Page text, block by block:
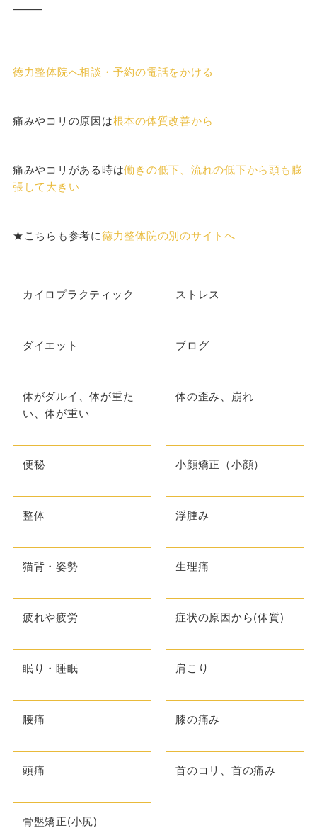
⸻
徳力整体院へ相談・予約の電話をかける
痛みやコリの原因は根本の体質改善から
痛みやコリがある時は働きの低下、流れの低下から頭も膨
張して大きい
★こちらも参考に徳力整体院の別のサイトへ
カイロプラクティック ストレス
ダイエット ブログ
体がダルイ、体が重た
い、体が重い
体の歪み、崩れ
便秘 小顔矯正（小顔）
整体 浮腫み
猫背・姿勢 生理痛
疲れや疲労 症状の原因から(体質)
眠り・睡眠 肩こり
腰痛 膝の痛み
頭痛 首のコリ、首の痛み
骨盤矯正(小尻)